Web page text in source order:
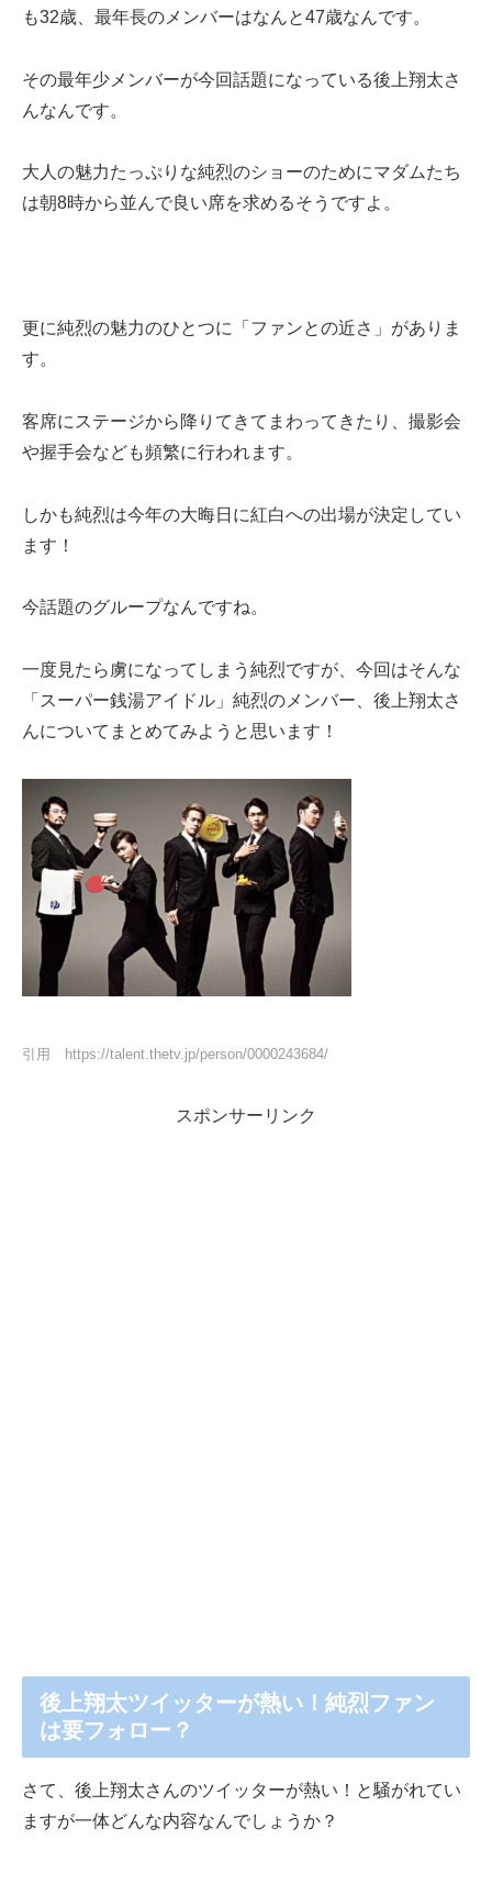
も32歳、最年長のメンバーはなんと47歳なんです。
その最年少メンバーが今回話題になっている後上翔太さ
んなんです。
大人の魅力たっぷりな純烈のショーのためにマダムたち
は朝8時から並んで良い席を求めるそうですよ。
更に純烈の魅力のひとつに「ファンとの近さ」がありま
す。
客席にステージから降りてきてまわってきたり、撮影会
や握手会なども頻繁に行われます。
しかも純烈は今年の大晦日に紅白への出場が決定してい
ます！
今話題のグループなんですね。
一度見たら虜になってしまう純烈ですが、今回はそんな
「スーパー銭湯アイドル」純烈のメンバー、後上翔太さ
んについてまとめてみようと思います！
引用 https://talent.thetv.jp/person/0000243684/
スポンサーリンク
後上翔太ツイッターが熱い！純烈ファン
は要フォロー？
さて、後上翔太さんのツイッターが熱い！と騒がれてい
ますが一体どんな内容なんでしょうか？